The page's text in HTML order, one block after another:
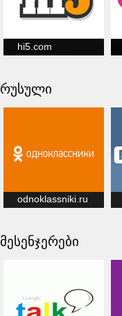
hi5.com
რუსული
odnoklassniki.ru
მესენჯერები